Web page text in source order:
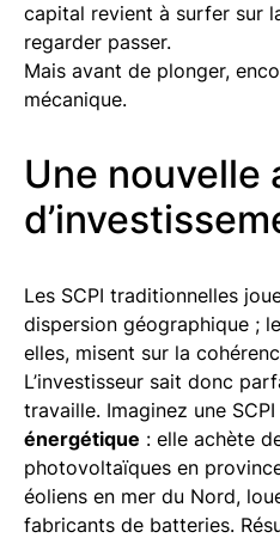
capital revient à surfer sur
regarder passer.
Mais avant de plonger,
mécanique.
Une nouvelle
Les SCPI traditionnelles
dispersion géographique ;
elles, misent sur la
L’investisseur sait donc
travaille. Imaginez une
énergétique : elle achète
photovoltaïques en
éoliens en mer du Nord,
fabricants de batteries.